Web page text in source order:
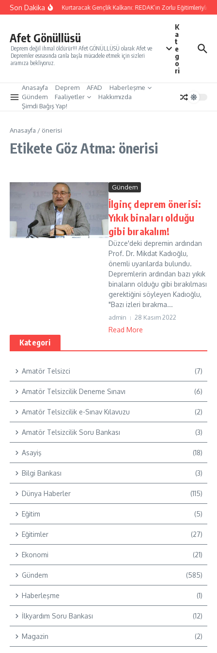
İçeriğe atla
Son DakikaYarınları Kurtaracak Gençlik Kalkanı: REDAK’ın Zorlu Eğitimleriyle
Afet Gönüllüsü
Deprem değil ihmal öldürür!!! Afet GÖNÜLLÜSÜ olarak Afet ve
Depremler esnasında canla başla mücadele etmek için sizleri
aramıza bekliyoruz.
K
a
t
e
g
o
ri
Anasayfa Deprem AFAD
Haberleşme
Gündem
Faaliyetler
Hakkımızda
Şimdi Bağış Yap!
Anasayfa / önerisi
Etikete Göz Atma: önerisi
Gündem
İlginç deprem önerisi:
Yıkık binaları olduğu
gibi bırakalım!
Düzce'deki depremin ardından
Prof. Dr. Mikdat Kadıoğlu,
önemli uyarılarda bulundu.
Depremlerin ardından bazı yıkık
binaların olduğu gibi bırakılması
gerektiğini söyleyen Kadıoğlu,
"Bazı izleri bırakma...
admin 28 Kasım 2022
Read More
Kategori
Amatör Telsizci (7)
Amatör Telsizcilik Deneme Sınavı (6)
Amatör Telsizcilik e-Sınav Kılavuzu (2)
Amatör Telsizcilik Soru Bankası (3)
Asayiş (18)
Bilgi Bankası (3)
Dünya Haberler (115)
Eğitim (5)
Eğitimler (27)
Ekonomi (21)
Gündem (585)
Haberleşme (1)
İlkyardım Soru Bankası (12)
Magazin (2)